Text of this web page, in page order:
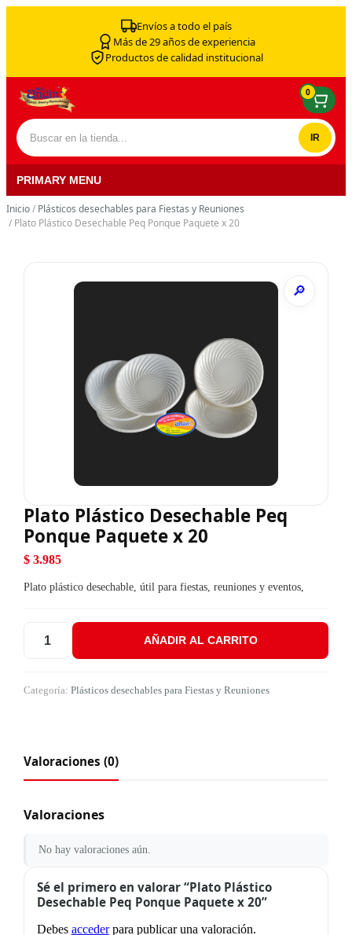
Envíos a todo el país
Más de 29 años de experiencia
Productos de calidad institucional
Buscar por:
0
PRIMARY MENU
Inicio/ Plásticos desechables para Fiestas y Reuniones
/ Plato Plástico Desechable Peq Ponque Paquete x 20
Plato Plástico Desechable Peq
Ponque Paquete x 20
$3.985
Plato plástico desechable, útil para fiestas, reuniones y eventos,
Plato Plástico Desechable Peq Ponque Paquete x 20 cantidad
AÑADIR AL CARRITO
Categoría: Plásticos desechables para Fiestas y Reuniones
Valoraciones (0)
Valoraciones
No hay valoraciones aún.
Sé el primero en valorar “Plato Plástico
Desechable Peq Ponque Paquete x 20”
Debes accederpara publicar una valoración.